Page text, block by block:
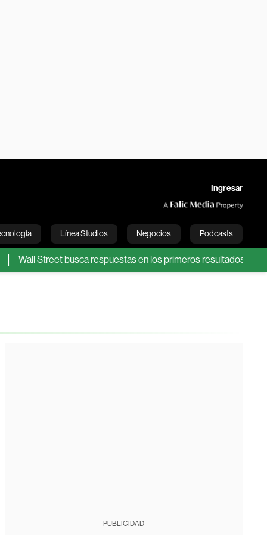
Ingresar
Línea Studios Negocios Podcasts
English
Street busca respuestas en los primeros resultados de
PUBLICIDAD